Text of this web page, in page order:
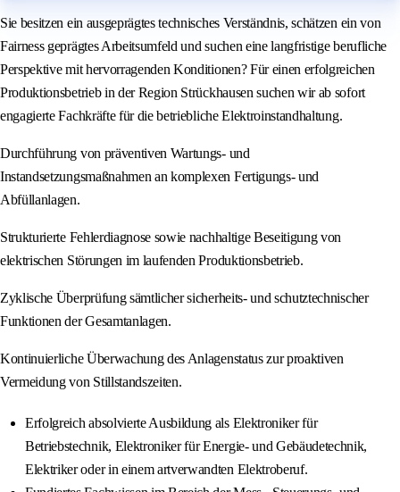
Sie besitzen ein ausgeprägtes technisches Verständnis, schätzen ein von
Fairness geprägtes Arbeitsumfeld und suchen eine langfristige berufliche
Perspektive mit hervorragenden Konditionen? Für einen erfolgreichen
Produktionsbetrieb in der Region Strückhausen suchen wir ab sofort
engagierte Fachkräfte für die betriebliche Elektroinstandhaltung.
Durchführung von präventiven Wartungs- und
Instandsetzungsmaßnahmen an komplexen Fertigungs- und
Abfüllanlagen.
Strukturierte Fehlerdiagnose sowie nachhaltige Beseitigung von
elektrischen Störungen im laufenden Produktionsbetrieb.
Zyklische Überprüfung sämtlicher sicherheits- und schutztechnischer
Funktionen der Gesamtanlagen.
Kontinuierliche Überwachung des Anlagenstatus zur proaktiven
Vermeidung von Stillstandszeiten.
Erfolgreich absolvierte Ausbildung als Elektroniker für
Betriebstechnik, Elektroniker für Energie- und Gebäudetechnik,
Elektriker oder in einem artverwandten Elektroberuf.